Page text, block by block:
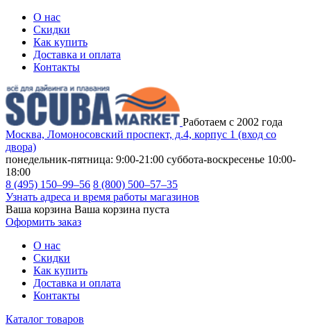
О нас
Скидки
Как купить
Доставка и оплата
Контакты
Работаем с 2002 года
Москва, Ломоносовский проспект, д.4, корпус 1 (вход со
двора)
понедельник-пятница: 9:00-21:00 суббота-воскресенье 10:00-
18:00
8 (495) 150–99–56 8 (800) 500–57–35
Узнать адреса и время работы магазинов
Ваша корзина Ваша корзина пуста
Оформить заказ
О нас
Скидки
Как купить
Доставка и оплата
Контакты
Каталог товаров